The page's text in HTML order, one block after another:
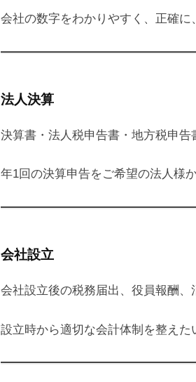
会社の数字をわかりやすく、正確に
法人決算
決算書・法人税申告書・地方税申告
年1回の決算申告をご希望の法人様
会社設立
会社設立後の税務届出、役員報酬、
設立時から適切な会計体制を整えた